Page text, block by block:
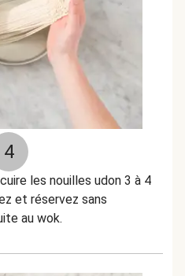
4
les nouilles udon 3 à 4
et réservez sans
au wok.